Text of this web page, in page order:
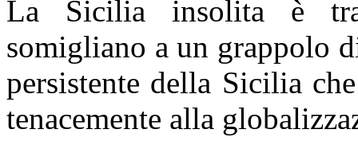
La Sicilia insolita è
somigliano a un grappolo
persistente della Sicilia
tenacemente alla